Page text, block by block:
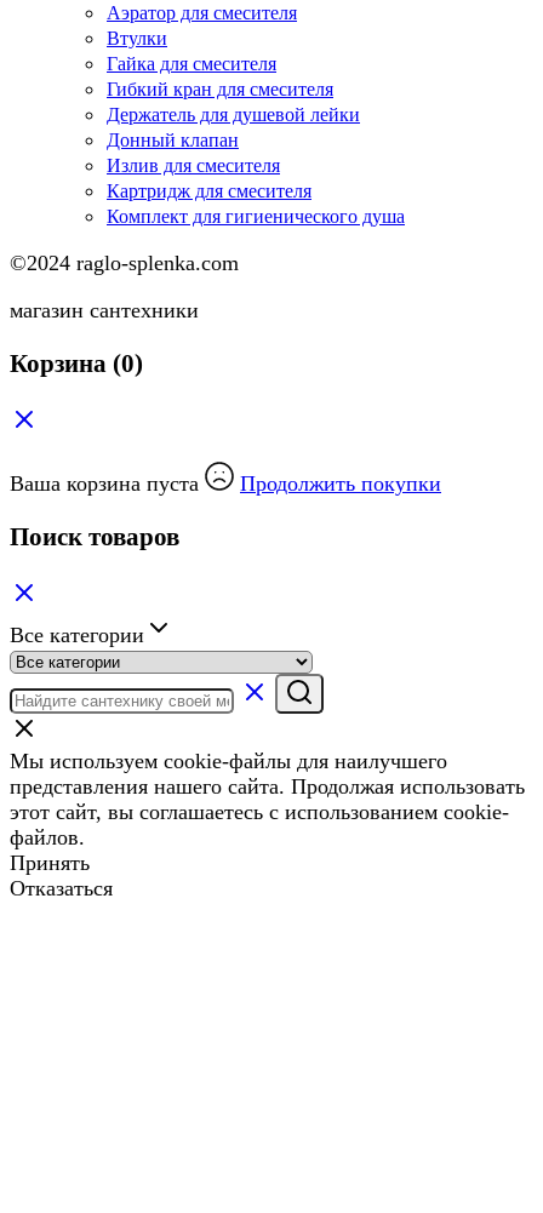
Аэратор для смесителя
Втулки
Гайка для смесителя
Гибкий кран для смесителя
Держатель для душевой лейки
Донный клапан
Излив для смесителя
Картридж для смесителя
Комплект для гигиенического душа
©2024 raglo-splenka.com
магазин сантехники
Корзина (0)
Ваша корзина пуста Продолжить покупки
Поиск товаров
Все категории
Мы используем cookie-файлы для наилучшего
представления нашего сайта. Продолжая использовать
этот сайт, вы соглашаетесь с использованием cookie-
файлов.
Принять
Отказаться